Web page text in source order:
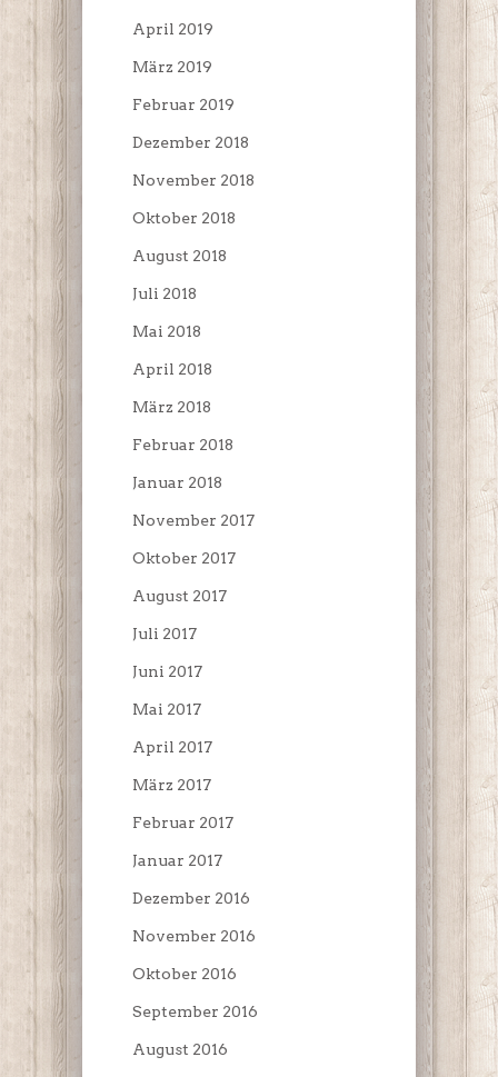
April 2019
März 2019
Februar 2019
Dezember 2018
November 2018
Oktober 2018
August 2018
Juli 2018
Mai 2018
April 2018
März 2018
Februar 2018
Januar 2018
November 2017
Oktober 2017
August 2017
Juli 2017
Juni 2017
Mai 2017
April 2017
März 2017
Februar 2017
Januar 2017
Dezember 2016
November 2016
Oktober 2016
September 2016
August 2016